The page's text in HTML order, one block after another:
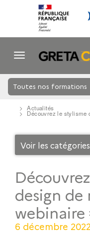
Toutes nos formations
Actualités
Découvrez le stylisme
Voir les catégories
design de
webinaire
6 décembre 2022